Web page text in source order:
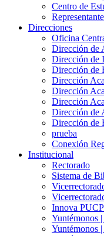
Centro de
Direcciones
Oficina
Dirección de
Dirección de
Dirección de
Dirección
Dirección
Dirección
Dirección de
Dirección de
prueba
Conexión
Institucional
Rectorado
Sistema de
Innova PUCP
Yuntémonos
Yuntémonos